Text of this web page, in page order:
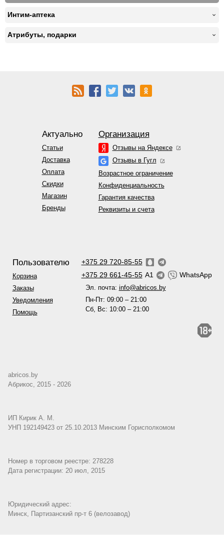
Интим-аптека
Атрибуты, подарки
Актуально
Статьи
Доставка
Оплата
Скидки
Магазин
Бренды
Организация
Отзывы на Яндексе
Отзывы в Гугл
Возрастное ограничение
Конфиденциальность
Гарантия качества
Реквизиты и счета
Пользователю
Корзина
Заказы
Уведомления
Помощь
+375 29 720-85-55
+375 29 661-45-55 A1 WhatsApp
Эл. почта: info@abricos.by
Пн-Пт: 09:00 – 21:00
Сб, Вс: 10:00 – 21:00
abricos.by
Абрикос, 2015 - 2026
ИП Кирик А. М.
УНП 192149423 от 25.10.2013 Минским Горисполкомом
Номер в торговом реестре: 278228
Дата регистрации: 20 июл, 2015
Юридический адрес:
Минск, Партизанский пр-т 6 (велозавод)